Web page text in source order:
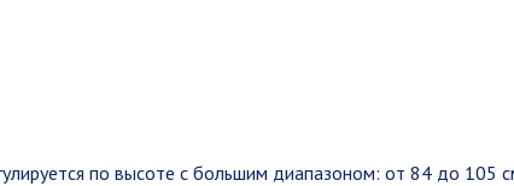
по высоте с большим диапазоном: от 84 до 105